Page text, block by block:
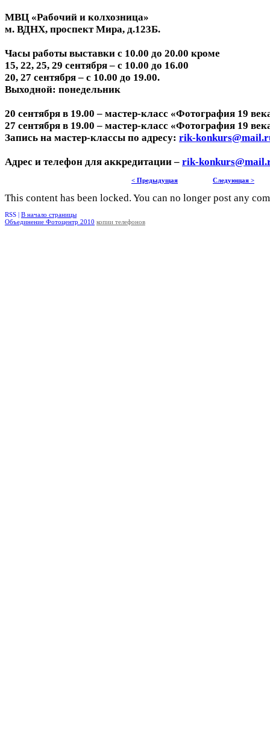
МВЦ «Рабочий и колхозница»
м. ВДНХ, проспект Мира, д.123Б.
Часы работы выставки с 10.00 до 20.00 кроме
15, 22, 25, 29 сентября – с 10.00 до 16.00
20, 27 сентября – с 10.00 до 19.00.
Выходной: понедельник
20 сентября в 19.00 – мастер-класс «Фотография 19
27 сентября в 19.00 – мастер-класс «Фотография 19
Запись на мастер-классы по адресу: rik-
Адрес и телефон для аккредитации – rik-
< Предыдущая Следующая >
This content has been locked. You can no longer post any
RSS | В начало страницы
Объединение Фотоцентр 2010 копии телефонов